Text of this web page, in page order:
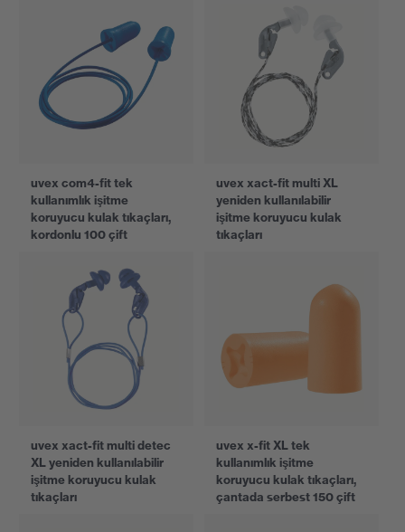
uvex com4-fit tek
kullanımlık işitme
koruyucu kulak tıkaçları,
kordonlu 100 çift
uvex xact-fit multi XL
yeniden kullanılabilir
işitme koruyucu kulak
tıkaçları
uvex xact-fit multi detec
XL yeniden kullanılabilir
işitme koruyucu kulak
tıkaçları
uvex x-fit XL tek
kullanımlık işitme
koruyucu kulak tıkaçları,
çantada serbest 150 çift